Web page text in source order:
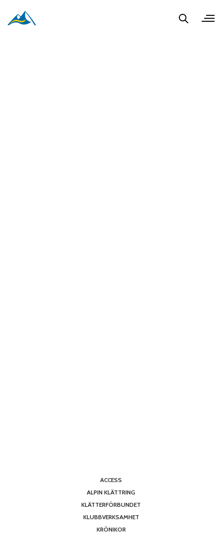
ACCESS
ALPIN KLÄTTRING
KLÄTTERFÖRBUNDET
KLUBBVERKSAMHET
KRÖNIKOR